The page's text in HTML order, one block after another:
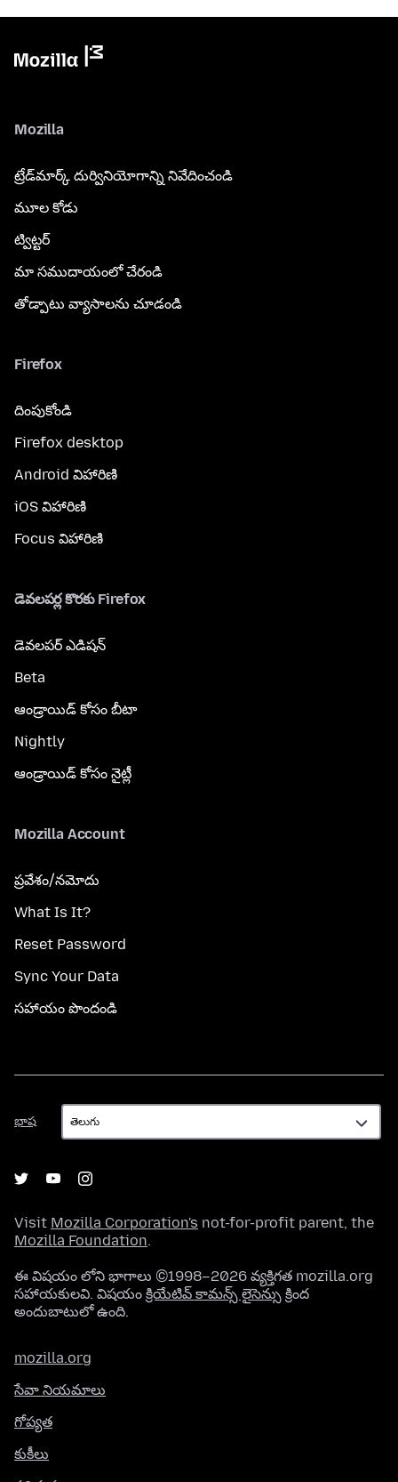
Mozilla
ట్రేడ్‌మార్క్ దుర్వినియోగాన్ని నివేదించండి
మూల కోడు
ట్విట్టర్
మా సముదాయంలో చేరండి
తోడ్పాటు వ్యాసాలను చూడండి
Firefox
దింపుకోండి
Firefox desktop
Android విహారిణి
iOS విహారిణి
Focus విహారిణి
డెవలపర్ల కొరకు Firefox
డెవలపర్ ఎడిషన్
Beta
ఆండ్రాయిడ్ కోసం బీటా
Nightly
ఆండ్రాయిడ్ కోసం నైట్లీ
Mozilla Account
ప్రవేశం/నమోదు
What Is It?
Reset Password
Sync Your Data
సహాయం పొందండి
భాష
భాష
Visit Mozilla Corporation's not-for-profit parent, the
Mozilla Foundation.
ఈ విషయం లోని భాగాలు ©1998–2026 వ్యక్తిగత mozilla.org
సహాయకులవి. విషయం క్రియేటివ్ కామన్స్ లైసెన్సు క్రింద
అందుబాటులో ఉంది.
mozilla.org
సేవా నియమాలు
గోప్యత
కుకీలు